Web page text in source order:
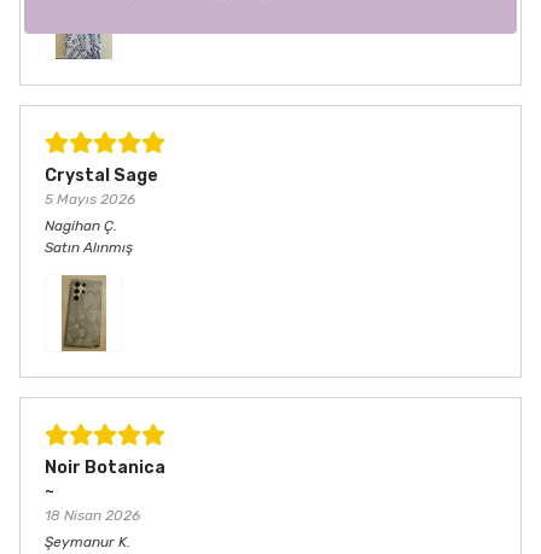
Crystal Sage
5 Mayıs 2026
Nagihan Ç.
Satın Alınmış
Noir Botanica
~
18 Nisan 2026
Şeymanur K.